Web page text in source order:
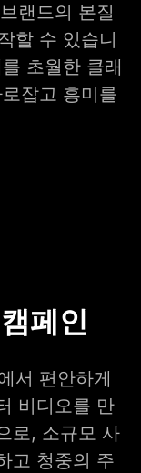
랜드의 본질
할 수 있습니
초월한 클래
잡고 흥미를
페인
서 편안하게
비디오를 만
로, 소규모 사
고 청중의 주